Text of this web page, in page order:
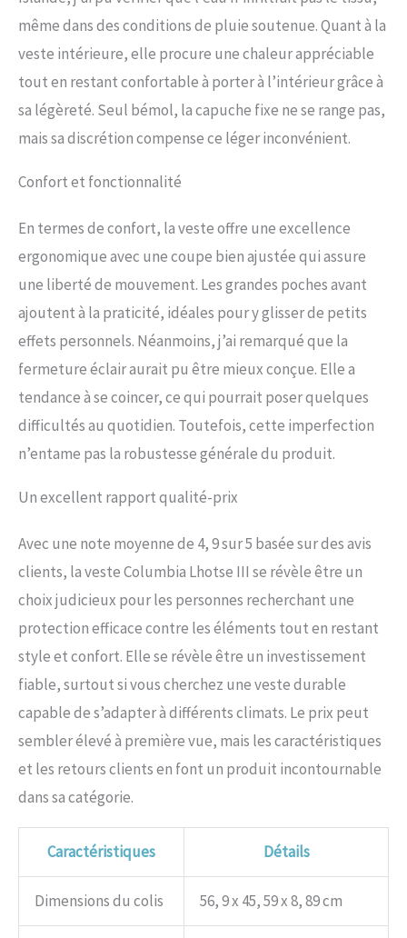
savoir-faire experts. Il s'agit d'un
système de veste d'hiver durable
que vous apprécierez pour les
saisons à venir.
même dans des conditions de pluie soutenue. Quant à la
veste intérieure, elle procure une chaleur appréciable
tout en restant confortable à porter à l’intérieur grâce à
sa légèreté. Seul bémol, la capuche fixe ne se range pas,
mais sa discrétion compense ce léger inconvénient.
Confort et fonctionnalité
En termes de confort, la veste offre une excellence
ergonomique avec une coupe bien ajustée qui assure
une liberté de mouvement. Les grandes poches avant
ajoutent à la praticité, idéales pour y glisser de petits
effets personnels. Néanmoins, j’ai remarqué que la
fermeture éclair aurait pu être mieux conçue. Elle a
tendance à se coincer, ce qui pourrait poser quelques
difficultés au quotidien. Toutefois, cette imperfection
n’entame pas la robustesse générale du produit.
Un excellent rapport qualité-prix
Avec une note moyenne de 4, 9 sur 5 basée sur des avis
clients, la veste Columbia Lhotse III se révèle être un
choix judicieux pour les personnes recherchant une
protection efficace contre les éléments tout en restant
style et confort. Elle se révèle être un investissement
fiable, surtout si vous cherchez une veste durable
capable de s’adapter à différents climats. Le prix peut
sembler élevé à première vue, mais les caractéristiques
et les retours clients en font un produit incontournable
dans sa catégorie.
Caractéristiques Détails
Dimensions du colis 56, 9 x 45, 59 x 8, 89 cm